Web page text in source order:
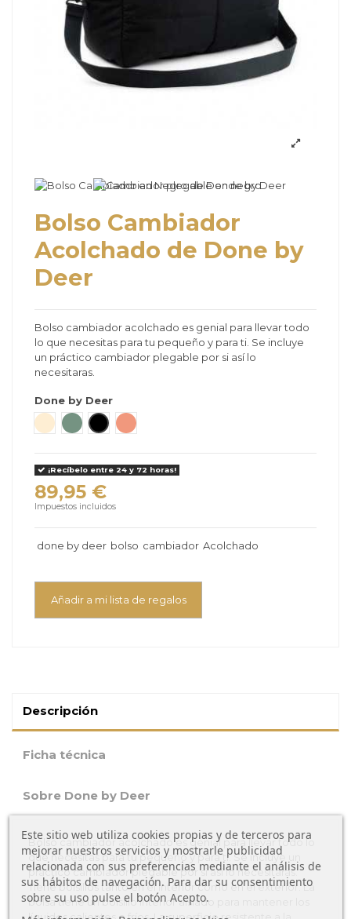
Bolso Cambiador
Acolchado de Done by
Deer
Bolso cambiador acolchado es genial para llevar todo
lo que necesitas para tu pequeño y para ti. Se incluye
un práctico cambiador plegable por si así lo
necesitaras.
Done by Deer
Arena - Sand
verde Negro Papaya
¡Recíbelo entre 24 y 72 horas!
89,95 €
Impuestos incluidos
done by deer bolso cambiador Acolchado
Añadir a mi lista de regalos
Descripción
Ficha técnica
Sobre Done by Deer
Bolso cambiador acolchado es genial para llevar todo lo
que necesitas para tu pequeño y para ti. Se incluye un
práctico cambiador plegable por si así lo necesitaras.
Tiene bolsillos tanto en el interior como en el exterior. La
bolsa tiene un bolsillo interior aislado para mantener los
Este sitio web utiliza cookies propias y de terceros para
mejorar nuestros servicios y mostrarle publicidad
relacionada con sus preferencias mediante el análisis de
sus hábitos de navegación. Para dar su consentimiento
sobre su uso pulse el botón Acepto.